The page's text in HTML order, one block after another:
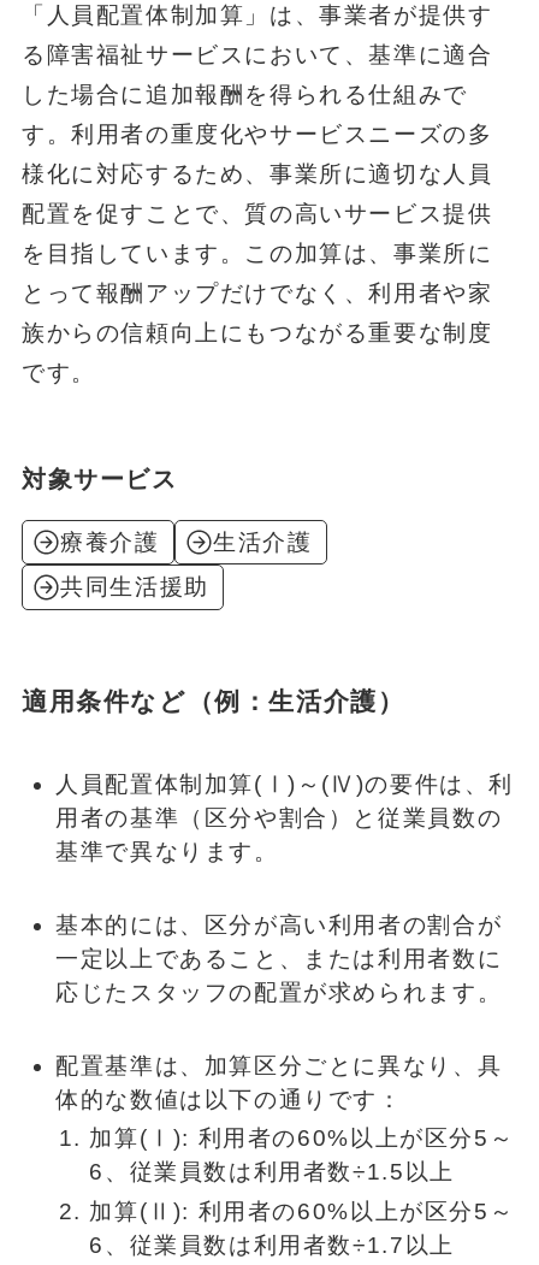
「人員配置体制加算」は、事業者が提供す
る障害福祉サービスにおいて、基準に適合
した場合に追加報酬を得られる仕組みで
す。利用者の重度化やサービスニーズの多
様化に対応するため、事業所に適切な人員
配置を促すことで、質の高いサービス提供
を目指しています。この加算は、事業所に
とって報酬アップだけでなく、利用者や家
族からの信頼向上にもつながる重要な制度
です。
対象サービス
療養介護
生活介護
共同生活援助
適用条件など（例：生活介護）
人員配置体制加算(Ⅰ)～(Ⅳ)の要件は、利
用者の基準（区分や割合）と従業員数の
基準で異なります。
基本的には、区分が高い利用者の割合が
一定以上であること、または利用者数に
応じたスタッフの配置が求められます。
配置基準は、加算区分ごとに異なり、具
体的な数値は以下の通りです：
加算(Ⅰ): 利用者の60%以上が区分5～
6、従業員数は利用者数÷1.5以上
加算(Ⅱ): 利用者の60%以上が区分5～
6、従業員数は利用者数÷1.7以上